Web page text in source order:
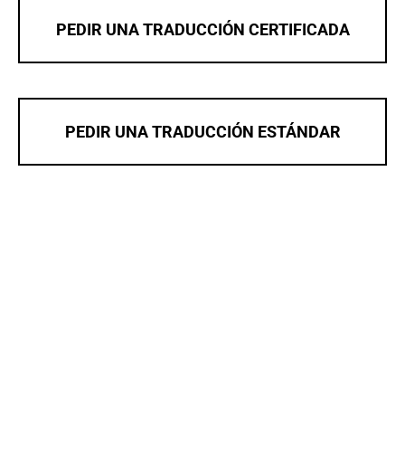
PEDIR UNA TRADUCCIÓN CERTIFICADA
PEDIR UNA TRADUCCIÓN ESTÁNDAR